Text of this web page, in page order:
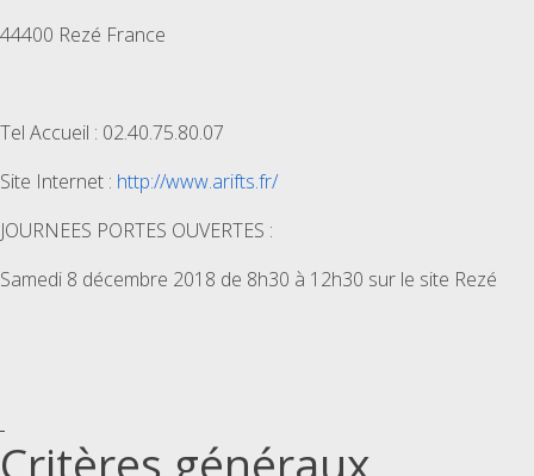
44400 Rezé France
Tel Accueil : 02.40.75.80.07
Site Internet : http://www.arifts.fr/
JOURNEES PORTES OUVERTES :
Samedi 8 décembre 2018 de 8h30 à 12h30 sur le site Rezé
Critères généraux